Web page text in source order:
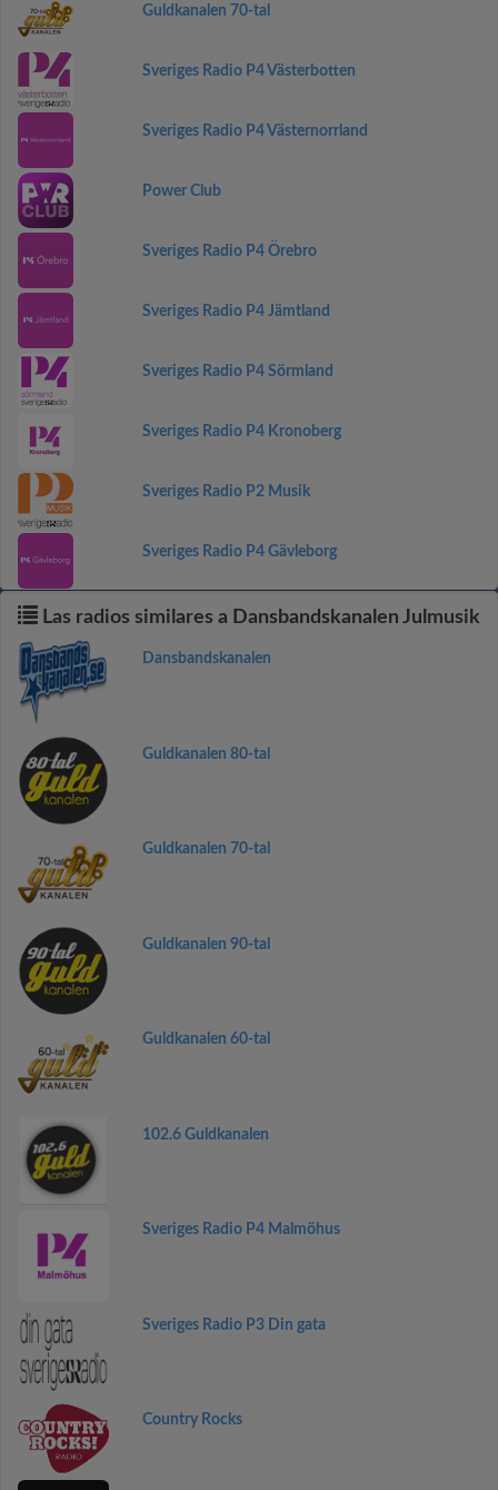
Guldkanalen 70-tal
Sveriges Radio P4 Västerbotten
Sveriges Radio P4 Västernorrland
Power Club
Sveriges Radio P4 Örebro
Sveriges Radio P4 Jämtland
Sveriges Radio P4 Sörmland
Sveriges Radio P4 Kronoberg
Sveriges Radio P2 Musik
Sveriges Radio P4 Gävleborg
Las radios similares a Dansbandskanalen Julmusik
Dansbandskanalen
Guldkanalen 80-tal
Guldkanalen 70-tal
Guldkanalen 90-tal
Guldkanalen 60-tal
102.6 Guldkanalen
Sveriges Radio P4 Malmöhus
Sveriges Radio P3 Din gata
Country Rocks